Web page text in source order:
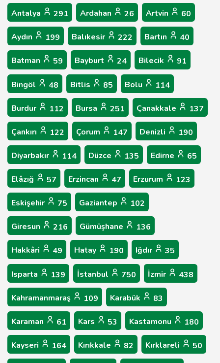
Antalya 291 Ardahan 26 Artvin 60
Aydın 199 Balıkesir 222 Bartın 40
Batman 59 Bayburt 24 Bilecik 91
Bingöl 48 Bitlis 85 Bolu 114
Burdur 112 Bursa 251 Çanakkale 137
Çankırı 122 Çorum 147 Denizli 190
Diyarbakır 114 Düzce 135 Edirne 65
Elâzığ 57 Erzincan 47 Erzurum 123
Eskişehir 75 Gaziantep 102
Giresun 216 Gümüşhane 136
Hakkâri 49 Hatay 190 Iğdır 35
Isparta 139 İstanbul 750 İzmir 438
Kahramanmaraş 109 Karabük 83
Karaman 61 Kars 53 Kastamonu 180
Kayseri 164 Kırıkkale 82 Kırklareli 50